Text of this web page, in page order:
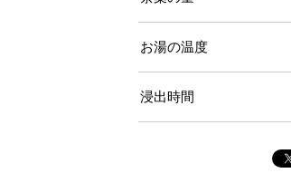
お湯の温度
浸出時間